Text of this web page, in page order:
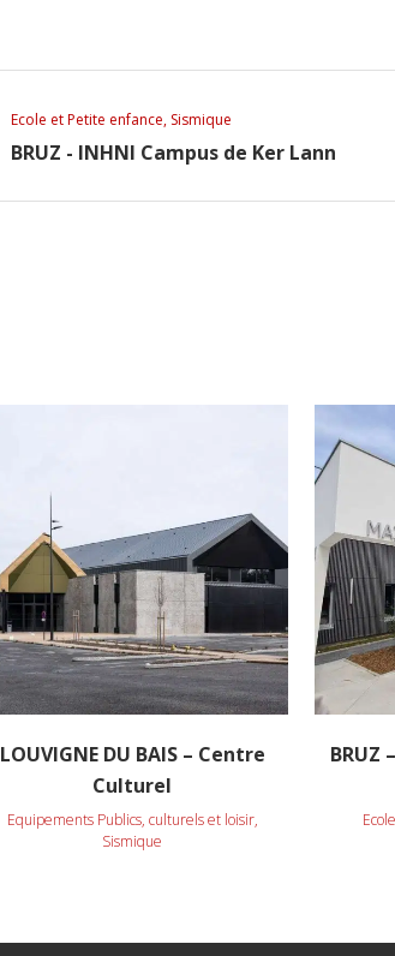
Ecole et Petite enfance, Sismique
BRUZ - INHNI Campus de Ker Lann
VOIR
LOUVIGNE DU BAIS – Centre
Culturel
Equipements Publics, culturels et loisir,
Sismique
BRUZ